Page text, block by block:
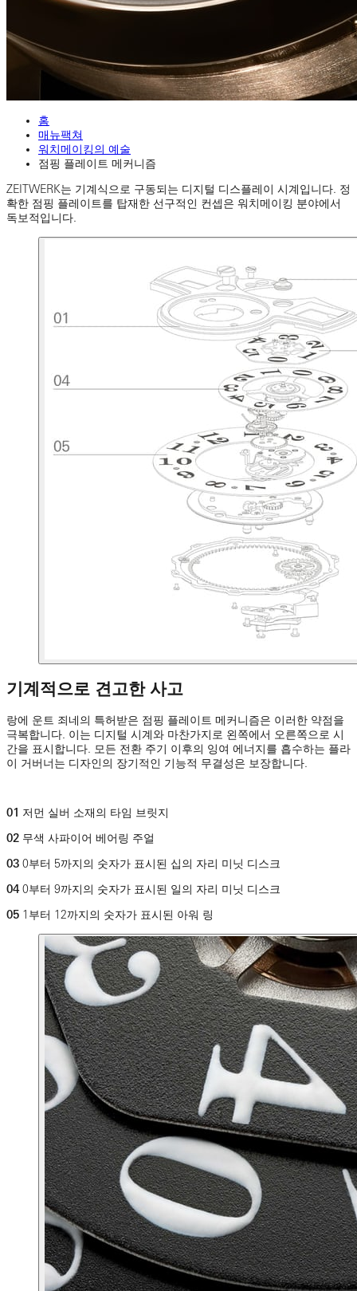
홈
매뉴팩쳐
워치메이킹의 예술
점핑 플레이트 메커니즘
ZEITWERK는 기계식으로 구동되는 디지털 디스플레이 시계입니다. 정
확한 점핑 플레이트를 탑재한 선구적인 컨셉은 워치메이킹 분야에서
독보적입니다.
기계적으로 견고한 사고
랑에 운트 죄네의 특허받은 점핑 플레이트 메커니즘은 이러한 약점을
극복합니다. 이는 디지털 시계와 마찬가지로 왼쪽에서 오른쪽으로 시
간을 표시합니다. 모든 전환 주기 이후의 잉여 에너지를 흡수하는 플라
이 거버너는 디자인의 장기적인 기능적 무결성은 보장합니다.
01 저먼 실버 소재의 타임 브릿지
02 무색 사파이어 베어링 주얼
03 0부터 5까지의 숫자가 표시된 십의 자리 미닛 디스크
040부터 9까지의 숫자가 표시된 일의 자리 미닛 디스크
05 1부터 12까지의 숫자가 표시된 아워 링